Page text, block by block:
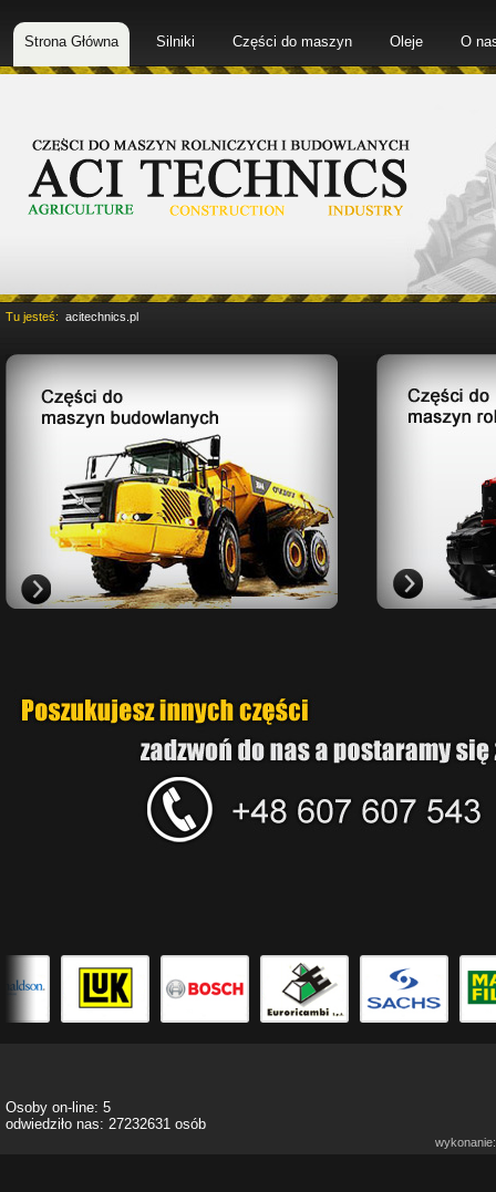
Strona Główna Silniki Części do maszyn Oleje O
Tu jesteś: acitechnics.pl
Osoby on-line: 5
odwiedziło nas: 27232631 osób